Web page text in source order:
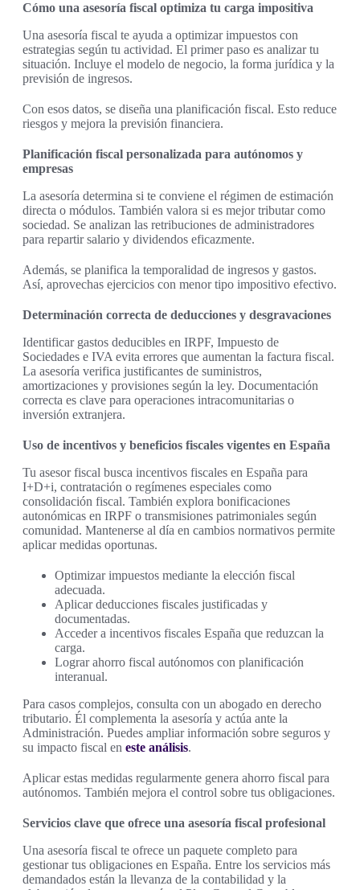
Cómo una asesoría fiscal optimiza tu carga impositiva
Una asesoría fiscal te ayuda a optimizar impuestos con
estrategias según tu actividad. El primer paso es analizar tu
situación. Incluye el modelo de negocio, la forma jurídica y la
previsión de ingresos.
Con esos datos, se diseña una planificación fiscal. Esto reduce
riesgos y mejora la previsión financiera.
Planificación fiscal personalizada para autónomos y
empresas
La asesoría determina si te conviene el régimen de estimación
directa o módulos. También valora si es mejor tributar como
sociedad. Se analizan las retribuciones de administradores
para repartir salario y dividendos eficazmente.
Además, se planifica la temporalidad de ingresos y gastos.
Así, aprovechas ejercicios con menor tipo impositivo efectivo.
Determinación correcta de deducciones y desgravaciones
Identificar gastos deducibles en IRPF, Impuesto de
Sociedades e IVA evita errores que aumentan la factura fiscal.
La asesoría verifica justificantes de suministros,
amortizaciones y provisiones según la ley. Documentación
correcta es clave para operaciones intracomunitarias o
inversión extranjera.
Uso de incentivos y beneficios fiscales vigentes en España
Tu asesor fiscal busca incentivos fiscales en España para
I+D+i, contratación o regímenes especiales como
consolidación fiscal. También explora bonificaciones
autonómicas en IRPF o transmisiones patrimoniales según
comunidad. Mantenerse al día en cambios normativos permite
aplicar medidas oportunas.
Optimizar impuestos mediante la elección fiscal
adecuada.
Aplicar deducciones fiscales justificadas y
documentadas.
Acceder a incentivos fiscales España que reduzcan la
carga.
Lograr ahorro fiscal autónomos con planificación
interanual.
Para casos complejos, consulta con un abogado en derecho
tributario. Él complementa la asesoría y actúa ante la
Administración. Puedes ampliar información sobre seguros y
su impacto fiscal en este análisis.
Aplicar estas medidas regularmente genera ahorro fiscal para
autónomos. También mejora el control sobre tus obligaciones.
Servicios clave que ofrece una asesoría fiscal profesional
Una asesoría fiscal te ofrece un paquete completo para
gestionar tus obligaciones en España. Entre los servicios más
demandados están la llevanza de la contabilidad y la